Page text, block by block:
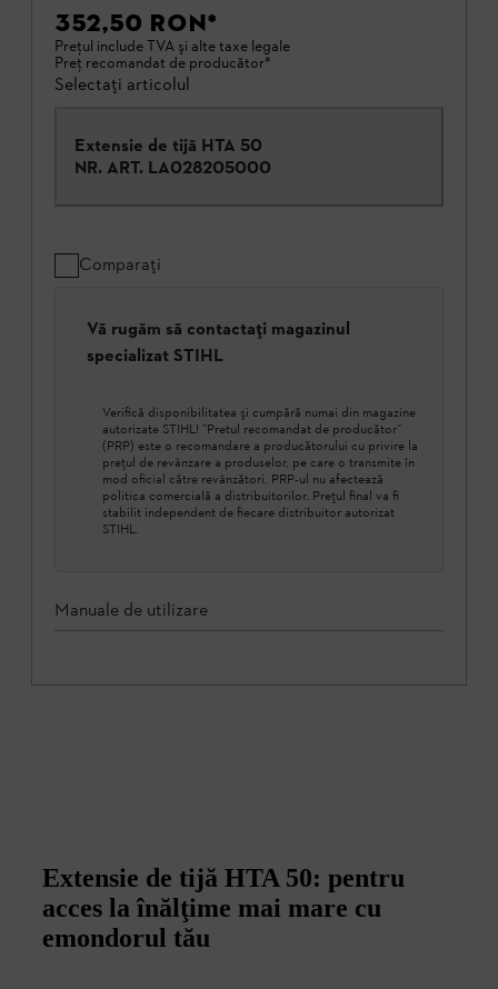
352,50 RON*
Preţul include TVA şi alte taxe legale
Preţ recomandat de producător*
Selectați articolul
Extensie de tijă HTA 50
NR. ART. LA028205000
Comparați
Vă rugăm să contactați magazinul
specializat STIHL
Verifică disponibilitatea şi cumpără numai din magazine
autorizate STIHL! ”Pretul recomandat de producător”
(PRP) este o recomandare a producătorului cu privire la
prețul de revânzare a produselor, pe care o transmite în
mod oficial către revânzători. PRP-ul nu afectează
politica comercială a distribuitorilor. Prețul final va fi
stabilit independent de fiecare distribuitor autorizat
STIHL.
Manuale de utilizare
Extensie de tijă HTA 50: pentru
acces la înălţime mai mare cu
emondorul tău